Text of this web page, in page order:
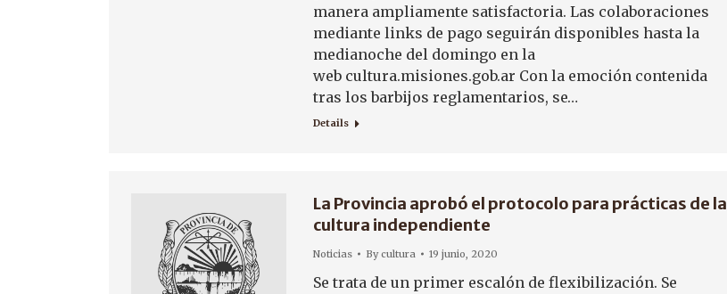
manera ampliamente satisfactoria. Las colaboraciones
mediante links de pago seguirán disponibles hasta la
medianoche del domingo en la
web cultura.misiones.gob.ar Con la emoción contenida
tras los barbijos reglamentarios, se…
Details
La Provincia aprobó el protocolo para prácticas de la
cultura independiente
Noticias Bycultura 19 junio, 2020
Se trata de un primer escalón de flexibilización. Se